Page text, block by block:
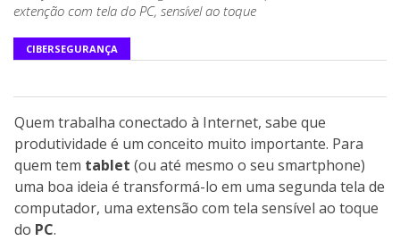
extenção com tela do PC, sensível ao toque
CIBERSEGURANÇA
Quem trabalha conectado à Internet, sabe que
produtividade é um conceito muito importante. Para
quem tem tablet (ou até mesmo o seu smartphone)
uma boa ideia é transformá-lo em uma segunda tela de
computador, uma extensão com tela sensível ao toque
do PC.